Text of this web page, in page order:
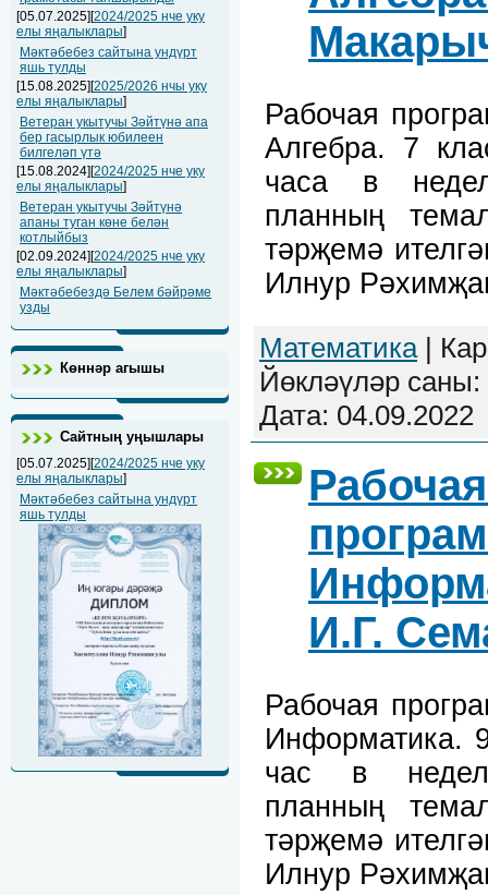
[05.07.2025][2024/2025 нче уку
елы яңалыклары]
Мәктәбебез сайтына ундүрт
яшь тулды
[15.08.2025][2025/2026 нчы уку
елы яңалыклары]
Ветеран укытучы Зәйтүнә апа
бер гасырлык юбилеен
билгеләп үтә
[15.08.2024][2024/2025 нче уку
елы яңалыклары]
Ветеран укытучы Зәйтүнә
апаны туган көне белән
котлыйбыз
[02.09.2024][2024/2025 нче уку
елы яңалыклары]
Мәктәбебездә Белем бәйрәме
узды
Көннәр агышы
Сайтның уңышлары
[05.07.2025][2024/2025 нче уку
елы яңалыклары]
Мәктәбебез сайтына ундүрт
яшь тулды
Рабочая
Алгебра. 7
часа в
планның
тәрҗемә
Илнур
Математика|
Йөкләүләр
Дата: 04.09.2022
И.Г.
Рабочая
Информатика.
час в
планның
тәрҗемә
Илнур